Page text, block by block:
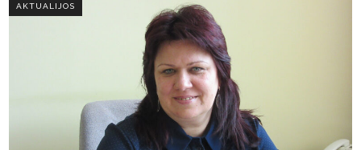
AKTUALIJOS